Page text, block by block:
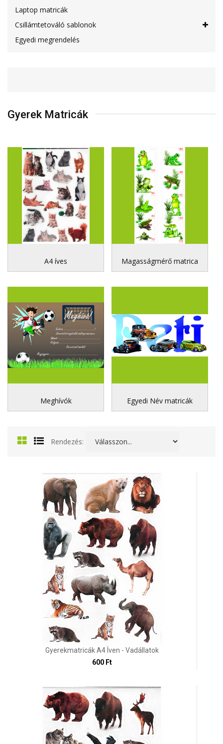
Laptop matricák
Csillámtetováló sablonok
Egyedi megrendelés
Gyerek Matricák
A4 íves Magasságmérő matrica
Meghívók Egyedi Név matricák
Rendezés:
Gyerekmatricák A4 Íven - Vadállatok
600 Ft